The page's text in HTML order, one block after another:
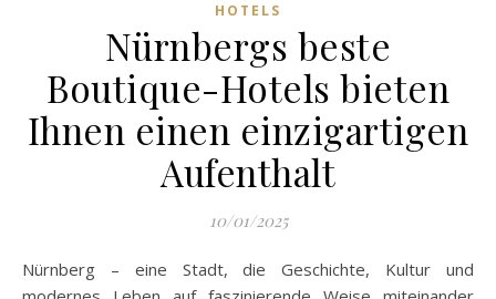
HOTELS
Nürnbergs beste
Boutique-Hotels bieten
Ihnen einen einzigartigen
Aufenthalt
10/01/2025
Nürnberg – eine Stadt, die Geschichte, Kultur und